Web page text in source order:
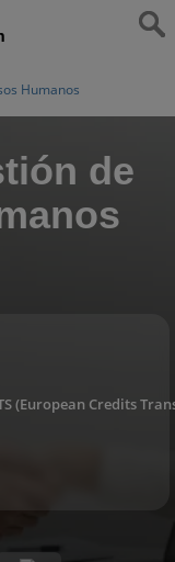
Humanos
de
(European Credits